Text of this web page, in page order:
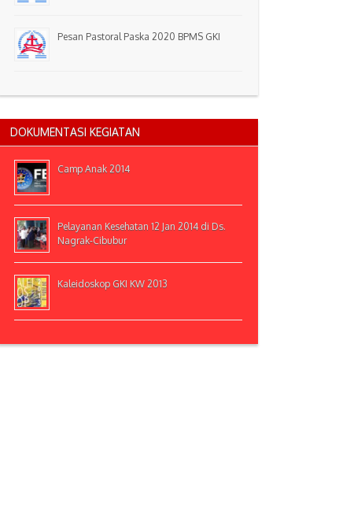
Pesan Pastoral Paska 2020 BPMS GKI
DOKUMENTASI KEGIATAN
Camp Anak 2014
Pelayanan Kesehatan 12 Jan 2014 di Ds.
Nagrak-Cibubur
Kaleidoskop GKI KW 2013